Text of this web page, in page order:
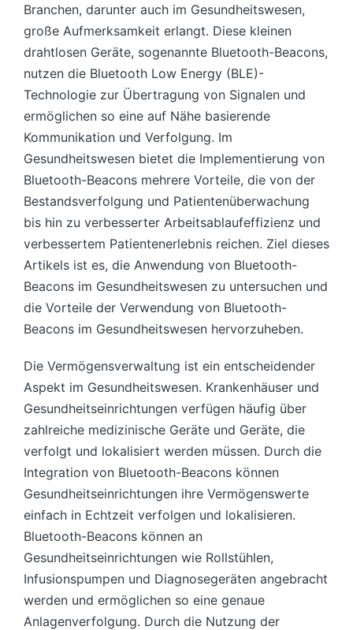
Branchen, darunter auch im Gesundheitswesen,
große Aufmerksamkeit erlangt. Diese kleinen
drahtlosen Geräte, sogenannte Bluetooth-Beacons,
nutzen die Bluetooth Low Energy (BLE)-
Technologie zur Übertragung von Signalen und
ermöglichen so eine auf Nähe basierende
Kommunikation und Verfolgung. Im
Gesundheitswesen bietet die Implementierung von
Bluetooth-Beacons mehrere Vorteile, die von der
Bestandsverfolgung und Patientenüberwachung
bis hin zu verbesserter Arbeitsablaufeffizienz und
verbessertem Patientenerlebnis reichen. Ziel dieses
Artikels ist es, die Anwendung von Bluetooth-
Beacons im Gesundheitswesen zu untersuchen und
die Vorteile der Verwendung von Bluetooth-
Beacons im Gesundheitswesen hervorzuheben.
Die Vermögensverwaltung ist ein entscheidender
Aspekt im Gesundheitswesen. Krankenhäuser und
Gesundheitseinrichtungen verfügen häufig über
zahlreiche medizinische Geräte und Geräte, die
verfolgt und lokalisiert werden müssen. Durch die
Integration von Bluetooth-Beacons können
Gesundheitseinrichtungen ihre Vermögenswerte
einfach in Echtzeit verfolgen und lokalisieren.
Bluetooth-Beacons können an
Gesundheitseinrichtungen wie Rollstühlen,
Infusionspumpen und Diagnosegeräten angebracht
werden und ermöglichen so eine genaue
Anlagenverfolgung. Durch die Nutzung der